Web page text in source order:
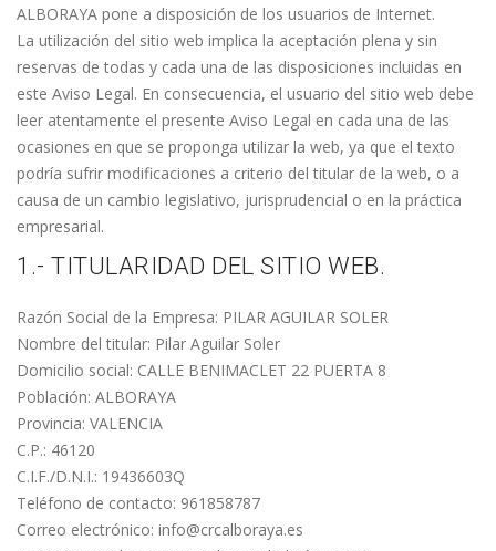
ALBORAYA pone a disposición de los usuarios de Internet.
La utilización del sitio web implica la aceptación plena y sin
reservas de todas y cada una de las disposiciones incluidas en
este Aviso Legal. En consecuencia, el usuario del sitio web debe
leer atentamente el presente Aviso Legal en cada una de las
ocasiones en que se proponga utilizar la web, ya que el texto
podría sufrir modificaciones a criterio del titular de la web, o a
causa de un cambio legislativo, jurisprudencial o en la práctica
empresarial.
1.- TITULARIDAD DEL SITIO WEB.
Razón Social de la Empresa: PILAR AGUILAR SOLER
Nombre del titular: Pilar Aguilar Soler
Domicilio social: CALLE BENIMACLET 22 PUERTA 8
Población: ALBORAYA
Provincia: VALENCIA
C.P.: 46120
C.I.F./D.N.I.: 19436603Q
Teléfono de contacto: 961858787
Correo electrónico: info@crcalboraya.es